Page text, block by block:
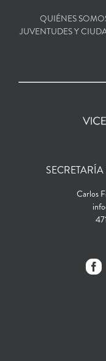
QUIÉNES
JUVENTUDES Y
Carlos